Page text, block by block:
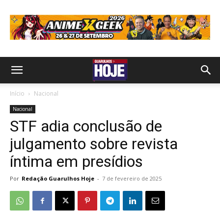
Início Nacional
Nacional
STF adia conclusão de
julgamento sobre revista
íntima em presídios
Por Redação Guarulhos Hoje - 7 de fevereiro de 2025